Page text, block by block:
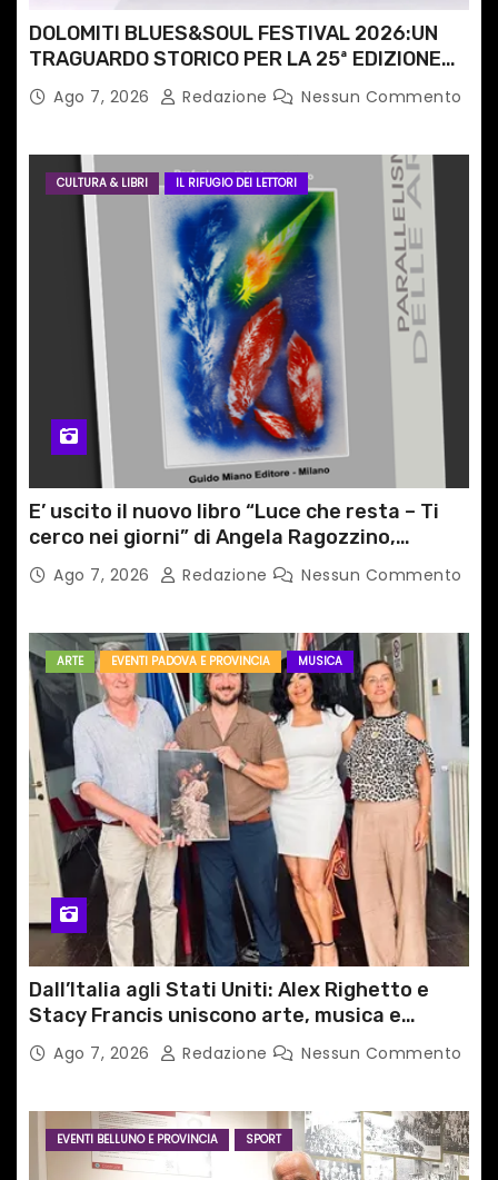
i
DOLOMITI BLUES&SOUL FESTIVAL 2026:UN
TRAGUARDO STORICO PER LA 25ª EDIZIONE
TRA LE CIME PATRIMONIO UNESCO
Ago 7, 2026 Redazione Nessun Commento
CULTURA & LIBRI IL RIFUGIO DEI LETTORI
E’ uscito il nuovo libro “Luce che resta – Ti
cerco nei giorni” di Angela Ragozzino,
medico primario di Capua
Ago 7, 2026 Redazione Nessun Commento
ARTE EVENTI PADOVA E PROVINCIA MUSICA
Dall’Italia agli Stati Uniti: Alex Righetto e
Stacy Francis uniscono arte, musica e
tecnologia in un nuovo progetto
internazionale”
Ago 7, 2026 Redazione Nessun Commento
EVENTI BELLUNO E PROVINCIA SPORT